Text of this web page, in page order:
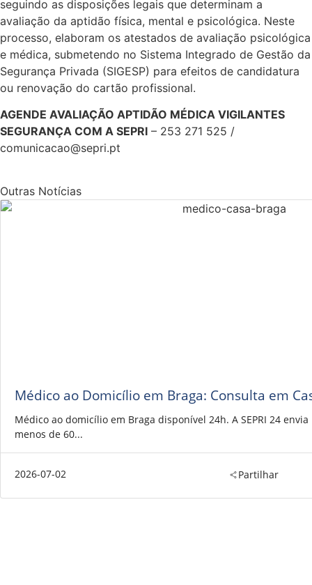
seguindo as disposições legais que determinam a
avaliação da aptidão física, mental e psicológica. Neste
processo, elaboram os atestados de avaliação psicológica
e médica, submetendo no Sistema Integrado de Gestão da
Segurança Privada (SIGESP) para efeitos de candidatura
ou renovação do cartão profissional.
AGENDE AVALIAÇÃO APTIDÃO MÉDICA VIGILANTES
SEGURANÇA COM A SEPRI – 253 271 525 /
comunicacao@sepri.pt
Outras Notícias
Médico ao Domicílio em Braga: Consulta em
Médico ao domicílio em Braga disponível 24h. A SEPRI 24
menos de 60...
2026-07-02 Partilhar